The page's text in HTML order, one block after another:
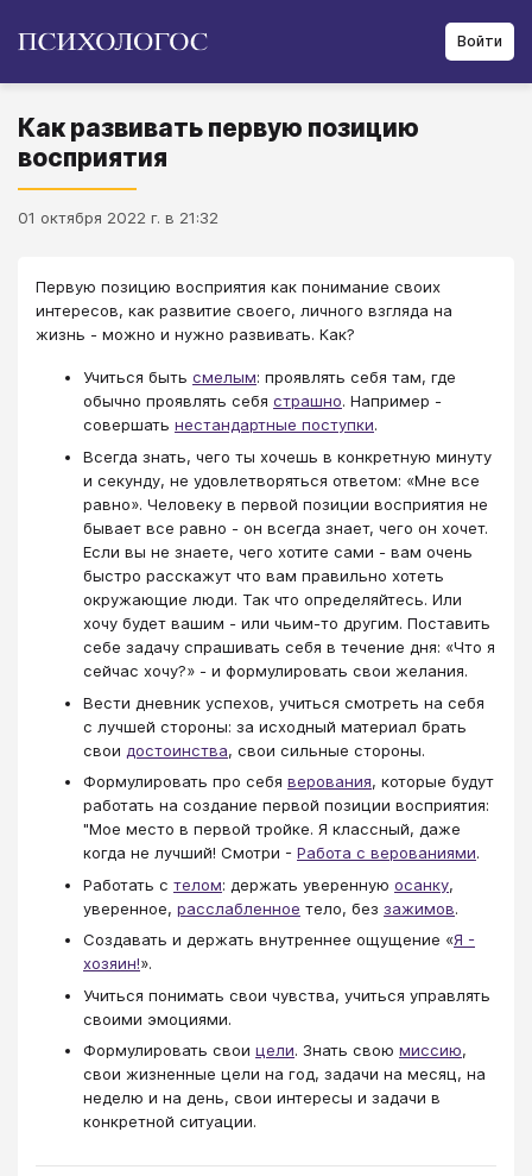
Войти
Как развивать первую позицию
восприятия
01 октября 2022 г. в 21:32
Первую позицию восприятия как понимание своих
интересов, как развитие своего, личного взгляда на
жизнь - можно и нужно развивать. Как?
Учиться быть смелым: проявлять себя там, где
обычно проявлять себя страшно. Например -
совершать нестандартные поступки.
Всегда знать, чего ты хочешь в конкретную минуту
и секунду, не удовлетворяться ответом: «Мне все
равно». Человеку в первой позиции восприятия не
бывает все равно - он всегда знает, чего он хочет.
Если вы не знаете, чего хотите сами - вам очень
быстро расскажут что вам правильно хотеть
окружающие люди. Так что определяйтесь. Или
хочу будет вашим - или чьим-то другим. Поставить
себе задачу спрашивать себя в течение дня: «Что я
сейчас хочу?» - и формулировать свои желания.
Вести дневник успехов, учиться смотреть на себя
с лучшей стороны: за исходный материал брать
свои достоинства, свои сильные стороны.
Формулировать про себя верования, которые будут
работать на создание первой позиции восприятия:
"Мое место в первой тройке. Я классный, даже
когда не лучший! Смотри - Работа с верованиями.
Работать с телом: держать уверенную осанку,
уверенное, расслабленное тело, без зажимов.
Создавать и держать внутреннее ощущение «Я -
хозяин!​​​​​​​».
Учиться понимать свои чувства, учиться управлять
своими эмоциями.
Формулировать свои цели. Знать свою миссию,
свои жизненные цели на год, задачи на месяц, на
неделю и на день, свои интересы и задачи в
конкретной ситуации.